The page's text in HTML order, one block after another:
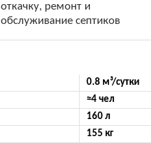
откачку, ремонт и
обслуживание септиков
0.8 м³/сутки
≈4 чел
160 л
155 кг